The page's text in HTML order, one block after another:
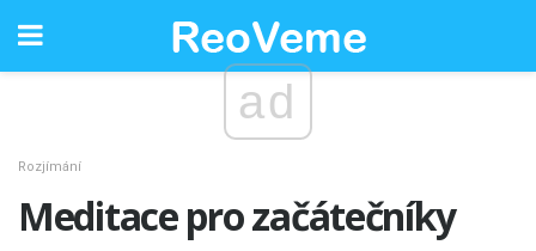
ad
Rozjímání
Meditace pro začátečníky